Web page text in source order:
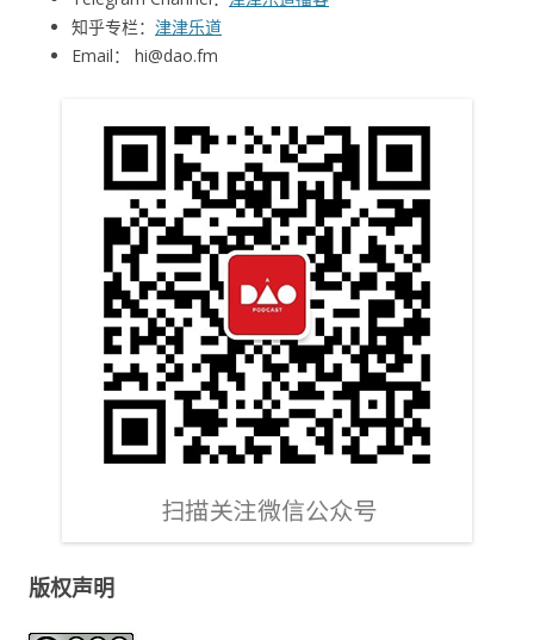
知乎专栏： 津津乐道
Email： hi@dao.fm
版权声明